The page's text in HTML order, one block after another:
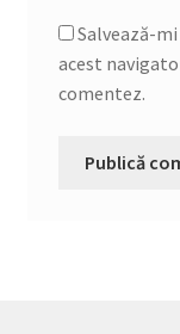
Salvează-
acest
comentez.